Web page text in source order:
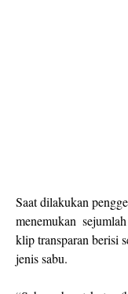
Saat dilakukan
menemukan
klip transparan berisi
jenis sabu.